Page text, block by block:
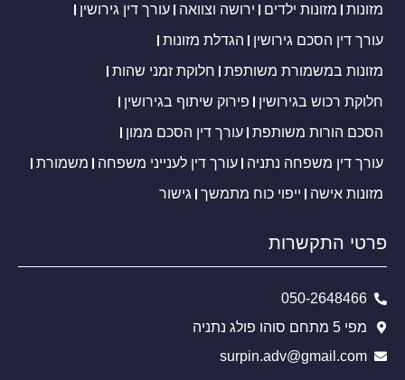
מזונות
מזונות ילדים ירושה וצוואה
עורך דין גירושין
עורך דין הסכם גירושין
הגדלת מזונות
מזונות במשמורת משותפת
חלוקת זמני שהות
חלוקת רכוש בגירושין
פירוק שיתוף בגירושין
הסכם הורות משותפת עורך דין הסכם ממון
עורך דין משפחה נתניה
עורך דין לענייני משפחה
משמורת
מזונות אישה
ייפוי כוח מתמשך גישור
פרטי התקשרות
050-2648466
מפי 5 מתחם סוהו פולג נתניה
surpin.adv@gmail.com